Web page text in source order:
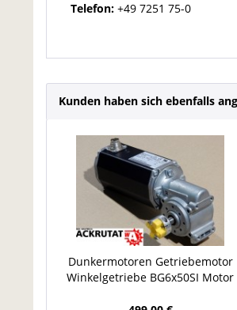
Telefon: +49 7251 75-0
Kunden haben sich ebenfalls
Dunkermotoren Getriebemotor
Winkelgetriebe BG6x50SI Motor